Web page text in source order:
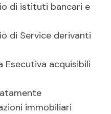
di istituti bancari e
di Service derivanti
Esecutiva acquisibili
immobiliari